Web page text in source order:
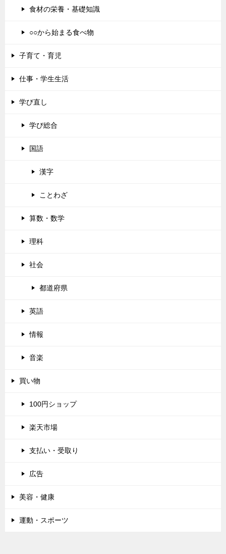
食材の栄養・基礎知識
○○から始まる食べ物
子育て・育児
仕事・学生生活
学び直し
学び総合
国語
漢字
ことわざ
算数・数学
理科
社会
都道府県
英語
情報
音楽
買い物
100円ショップ
楽天市場
支払い・受取り
広告
美容・健康
運動・スポーツ